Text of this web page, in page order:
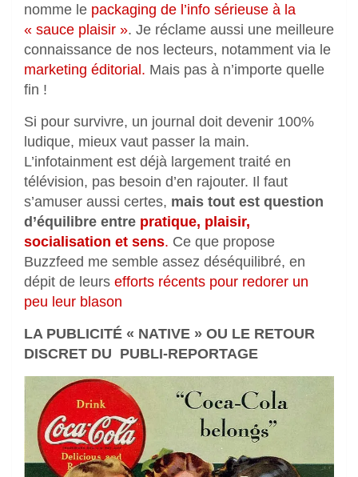
nomme le packaging de l’info sérieuse à la
« sauce plaisir ». Je réclame aussi une meilleure
connaissance de nos lecteurs, notamment via le
marketing éditorial. Mais pas à n’importe quelle
fin !
Si pour survivre, un journal doit devenir 100%
ludique, mieux vaut passer la main.
L’infotainment est déjà largement traité en
télévision, pas besoin d’en rajouter. Il faut
s’amuser aussi certes, mais tout est question
d’équilibre entre pratique, plaisir,
socialisation et sens. Ce que propose
Buzzfeed me semble assez déséquilibré, en
dépit de leurs efforts récents pour redorer un
peu leur blason
LA PUBLICITÉ « NATIVE » OU LE RETOUR
DISCRET DU PUBLI-REPORTAGE